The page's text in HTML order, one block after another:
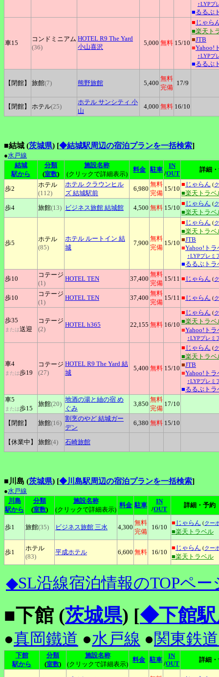
↑LYPプ
■るるぶ
車15
コンドミニアム
(36)
HOTEL R9 The Yard
小山喜沢
5,000 無料 15/10
■ じゃら
■楽天ト
■JTB
■Yahoo!
↑LYPプ
■るるぶ
【閉館】 旅館(7) 熊野旅館 5,400
無料
完備
17/9
【閉館】 ホテル(25)
ホテル サンシティ 小
山
4,000 無料 16/10
■結城 (茨城県) [◆結城駅周辺の宿泊プランを一括検索]
●水戸線
結城
駅から
分類
(室数)
施設名称
(クリックで詳細表示)
料金 駐車
IN
/OUT
詳細
歩2
ホテル
(112)
ホテル クラウンヒル
ズ 結城駅前
6,980
無料
完備
15/10
■ じゃらん (
■楽天トラベ
歩4
旅館(13) ビジネス旅館 結城館 4,500 無料 15/10
■ じゃらん (
■楽天トラベ
歩5
ホテル
(85)
ホテル ルートイン 結
城
7,900
無料
完備
15/10
■ じゃらん (
■楽天トラベ
■JTB
■Yahoo!トラ
↑LYPプレミ
■るるぶトラ
歩10
コテージ
(1)
HOTEL TEN 37,400
無料
完備
15/11 ■ じゃらん (
歩10
コテージ
(1)
HOTEL TEN 37,400
無料
完備
15/11 ■ じゃらん (
歩35
または送迎
コテージ
(2)
HOTEL h365 22,155 無料 16/10
■ じゃらん (
■楽天トラベ
■Yahoo!トラ
↑LYPプレミ
車4
または歩19
コテージ
(27)
HOTEL R9 The Yard 結
城
5,400 無料 15/10
■ じゃらん (
■楽天トラベ
■JTB
■Yahoo!トラ
↑LYPプレミ
■るるぶトラ
車5
または歩15
旅館(20)
地酒の湯と紬の宿 め
ぐみ
3,850
無料
完備
17/10
【閉館】 旅館(16)
割烹のやど 結城ガー
デン
6,380 無料 15/10
【休業中】 旅館(4) 石崎旅館
■川島 (茨城県) [◆川島駅周辺の宿泊プランを一括検索]
●水戸線
川島
駅から
分類
(室数)
施設名称
(クリックで詳細表示)
料金 駐車
IN
/OUT
詳細・予約
歩1 旅館(35) ビジネス旅館 三水 4,300
無料
完備
16/10
■ じゃらん (クー
■楽天トラベル
歩1
ホテル
(83)
平成ホテル 6,600 無料 16/10
■ じゃらん (クー
■楽天トラベル
◆SL沿線宿泊情報のTOPペー
■下館 (茨城県) [◆下館駅
●真岡鐵道 ●水戸線 ●関東鉄
下館
駅から
分類
(室数)
施設名称
(クリックで詳細表示)
料金 駐車
IN
/OUT
詳細